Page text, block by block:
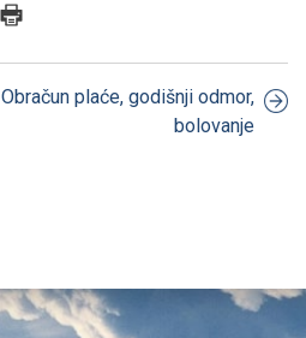
Obračun plaće, godišnji odmor,
bolovanje